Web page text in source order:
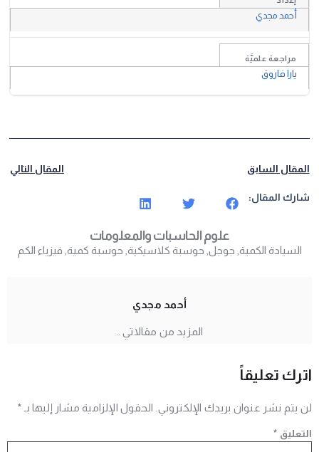
أحمد مجدي
مراجعة علميَّة
يارا فاروق
المقال السابق المقال التالي
شارك المقال:
علوم الحاسبات والمعلومات
السيادة الكمية جوجل حوسبة كلاسيكية حوسبة كمية فيزياء الكم
أحمد مجدي
المزيد من مقالاتي ..
اترك تعليقاً
لن يتم نشر عنوان بريدك الإلكتروني. الحقول الإلزامية مشار إليها بـ *
التعليق *